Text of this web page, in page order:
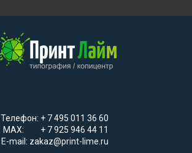
Телефон: + 7 495 011 36 60
MAX: + 7 925 946 44 11
E-mail: zakaz@print-lime.ru